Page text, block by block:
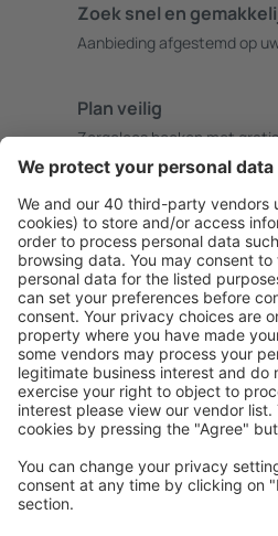
Zoek snel en
Aanbieding afgestemd op
Plan veilig
Zorgeloos boeken met
Bespaar meer
Reisaanbiedingen en
geregistreerde gebruikers.
Accommodaties die u
Kies uit meer dan 1,3 miljoen
jeugdherbergen,
Hotels in de Verenigde Staten -